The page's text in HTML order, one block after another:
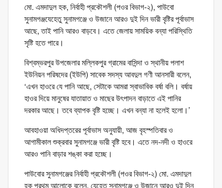
মো. এমদাদুল হক, নির্বাহী প্রকৌশলী (পওর বিভাগ-২), পাউবো
সুনামগঞ্জযেহেতু সুনামগঞ্জে ও উজানে আরও দুই দিন ভারী বৃষ্টির পূর্বাভাস
আছে, তাই পানি আরও বাড়বে। এতে জেলায় সাময়িক বন্যা পরিস্থিতি
সৃষ্টি হতে পারে।
বিশ্বম্ভরপুর উপজেলার মল্লিকপুর গ্রামের বাসিন্দা ও স্থানীয় পলাশ
ইউনিয়ন পরিষদের (ইউপি) সাবেক সদস্য আবদুল গণী আনসারী বলেন,
‘এখন হাওরে যে পানি আছে, সেটাকে আমরা স্বাভাবিক বর্ষা বলি। বর্ষায়
হাওর দিয়ে মানুষের যাতায়াত ও মাছের উৎপাদন বাড়াতে এই পানির
দরকার আছে। তবে ব্যাপক বৃষ্টি হচ্ছে। এখন বন্যা না হলেই হলো।’
আবহাওয়া অধিদপ্তরের পূর্বাভাস অনুযায়ী, আজ বৃহস্পতিবার ও
আগামীকাল শুক্রবার সুনামগঞ্জে ভারী বৃষ্টি হবে। এতে নদ-নদী ও হাওরে
আরও পানি বাড়ার শঙ্কা করা হচ্ছে।
পাউবোর সুনামগঞ্জের নির্বাহী প্রকৌশলী (পওর বিভাগ-২) মো. এমদাদুল
হক প্রথম আলোকে বলেন, যেহেতু সুনামগঞ্জে ও উজানে আরও দুই দিন